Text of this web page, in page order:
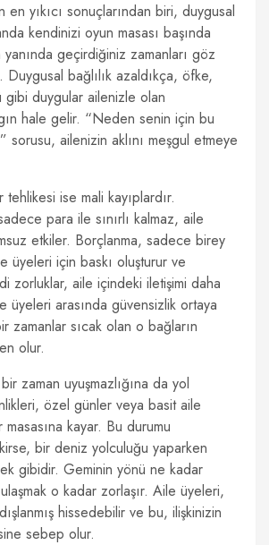
en yıkıcı sonuçlarından biri, duygusal
kendinizi oyun masası başında
geçirdiğiniz zamanları göz
bağlılık azaldıkça, öfke,
gibi duygular ailenizle olan
hale gelir. “Neden senin için bu
sorusu, ailenizin aklını meşgul etmeye
tehlikesi ise mali kayıplardır.
para ile sınırlı kalmaz, aile
etkiler. Borçlanma, sadece birey
üyeleri için baskı oluşturur ve
zorluklar, aile içindeki iletişimi daha
üyeleri arasında güvensizlik ortaya
zamanlar sıcak olan o bağların
olur.
zaman uyuşmazlığına da yol
özel günler veya basit aile
kayar. Bu durumu
bir deniz yolculuğu yaparken
gibidir. Geminin yönü ne kadar
o kadar zorlaşır. Aile üyeleri,
hissedebilir ve bu, ilişkinizin
sebep olur.